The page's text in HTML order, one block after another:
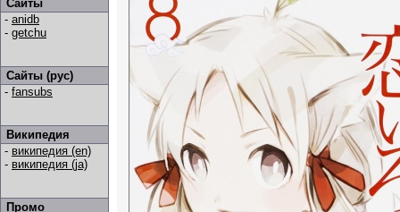
Сайты
- anidb
- getchu
Сайты (рус)
- fansubs
Википедия
- википедия (en)
- википедия (ja)
Промо